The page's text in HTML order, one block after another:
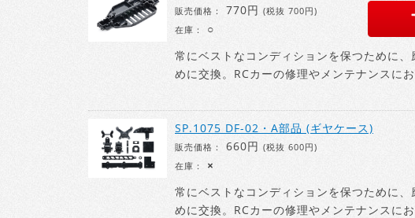
販売価格： 770円 (税抜 700円)
在庫：
○
常にベストなコンディションを保つために
めに交換。RCカーの修理やメンテナンスにお
SP.1075 DF-02・A部品 (ギヤケース)
販売価格： 660円 (税抜 600円)
在庫：
×
常にベストなコンディションを保つために
めに交換。RCカーの修理やメンテナンスにお